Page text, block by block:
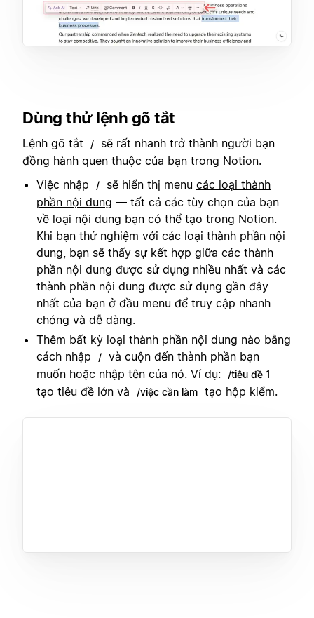
Dùng thử lệnh gõ tắt
Lệnh gõ tắt /
sẽ rất nhanh trở thành người bạn
đồng hành quen thuộc của bạn trong Notion.
Việc nhập
/ sẽ hiển thị menu các loại thành
phần nội dung — tất cả các tùy chọn của bạn
về loại nội dung bạn có thể tạo trong Notion.
Khi bạn thử nghiệm với các loại thành phần nội
dung, bạn sẽ thấy sự kết hợp giữa các thành
phần nội dung được sử dụng nhiều nhất và các
thành phần nội dung được sử dụng gần đây
nhất của bạn ở đầu menu để truy cập nhanh
chóng và dễ dàng.
Thêm bất kỳ loại thành phần nội dung nào bằng
cách nhập
/ và cuộn đến thành phần bạn
muốn hoặc nhập tên của nó. Ví dụ:
/tiêu đề 1
tạo tiêu đề lớn và /việc cần làm tạo hộp kiểm.